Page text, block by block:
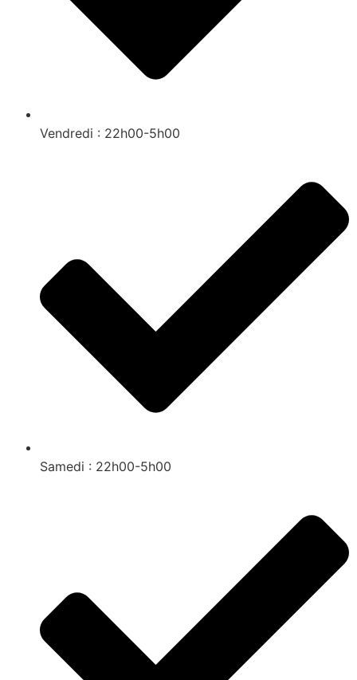
Vendredi : 22h00-5h00
Samedi : 22h00-5h00